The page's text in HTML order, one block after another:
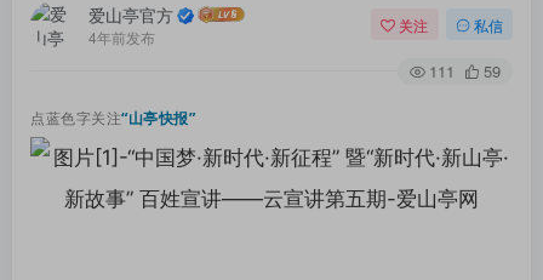
爱山亭官方
4年前发布
关注 私信
111 59
点蓝色字关注“山亭快报”
登录